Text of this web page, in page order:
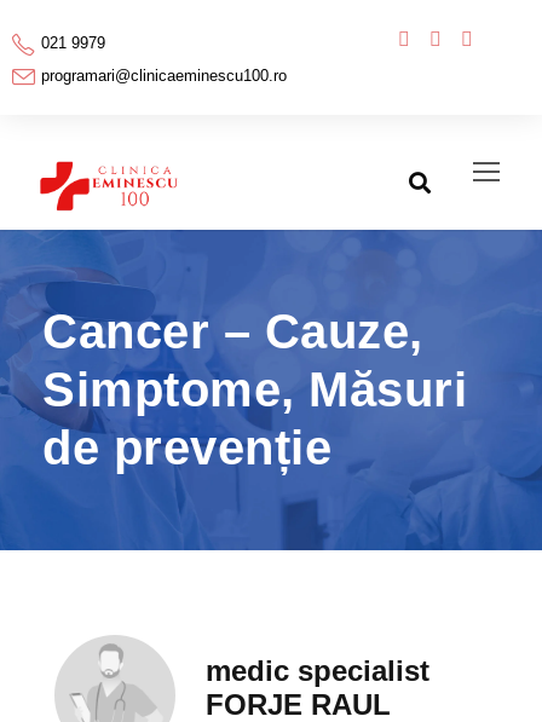
021 9979
programari@clinicaeminescu100.ro
Cancer – Cauze,
Simptome, Măsuri
de prevenție
medic specialist
FORJE RAUL